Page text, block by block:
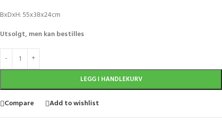
BxDxH: 55x38x24cm
Utsolgt, men kan bestilles
LEGG I HANDLEKURV
Compare Add to wishlist